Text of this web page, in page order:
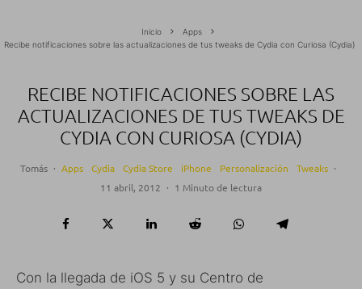
Inicio
Apps
Recibe notificaciones sobre las actualizaciones de tus tweaks de Cydia con Curiosa (Cydia)
RECIBE NOTIFICACIONES SOBRE LAS
ACTUALIZACIONES DE TUS TWEAKS DE
CYDIA CON CURIOSA (CYDIA)
Tomás · Apps Cydia Cydia Store iPhone Personalización Tweaks ·
11 abril, 2012 · 1 Minuto de lectura
Con la llegada de iOS 5 y su Centro de